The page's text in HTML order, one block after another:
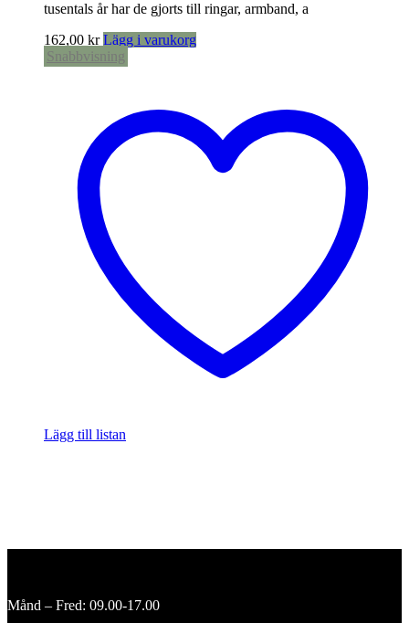
tusentals år har de gjorts till ringar, armband, a
162,00 kr Lägg i varukorg
Snabbvisning
Lägg till listan
Månd – Fred: 09.00-17.00